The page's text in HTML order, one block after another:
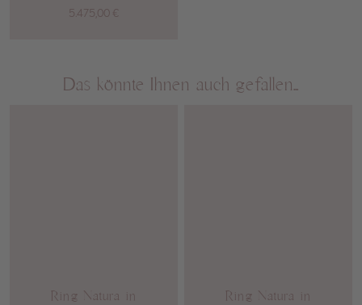
5.475,00 €
Das könnte Ihnen auch gefallen…
Ring Natura in
Ring Natura in